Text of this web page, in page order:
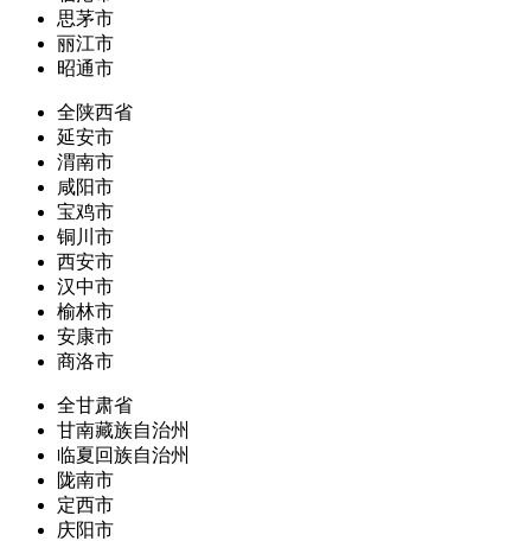
思茅市
丽江市
昭通市
全陕西省
延安市
渭南市
咸阳市
宝鸡市
铜川市
西安市
汉中市
榆林市
安康市
商洛市
全甘肃省
甘南藏族自治州
临夏回族自治州
陇南市
定西市
庆阳市